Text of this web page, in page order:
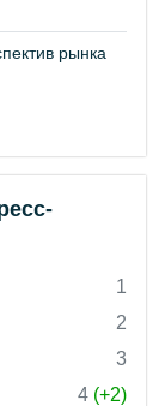
рынка
1
2
3
4 (+2)